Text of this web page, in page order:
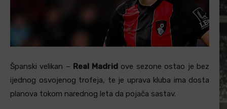
Španski velikan – Real Madrid ove sezone ostao je bez
ijednog osvojenog trofeja, te je uprava kluba ima dosta
planova tokom narednog leta da pojača sastav.